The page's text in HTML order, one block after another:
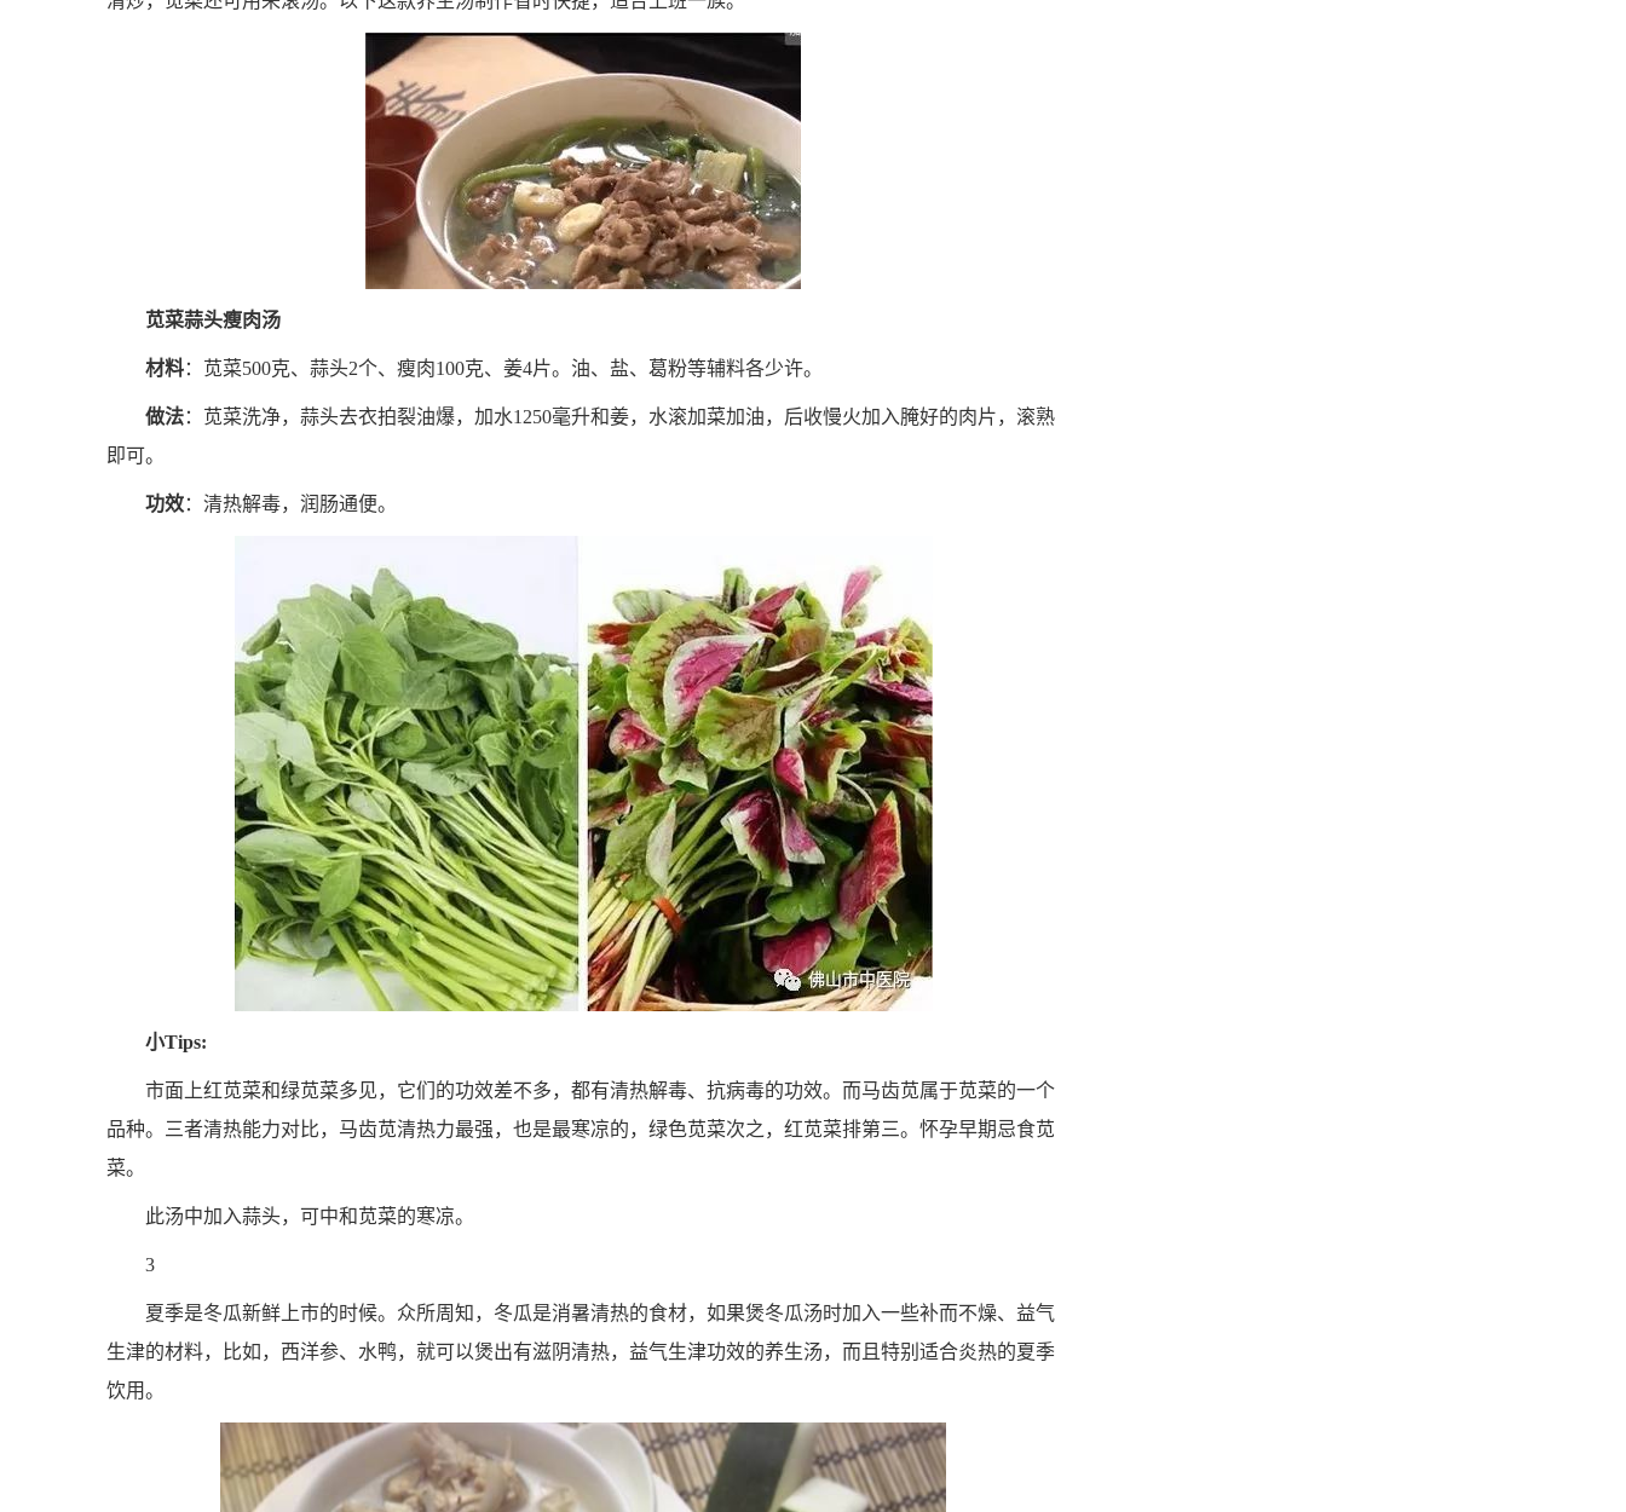
苋菜蒜头瘦肉汤
材料：苋菜500克、蒜头2个、瘦肉100克、姜4片。油、盐、葛粉等辅料各少许。
做法：苋菜洗净，蒜头去衣拍裂油爆，加水1250毫升和姜，水滚加菜加油，后收慢火加入腌好的肉片，滚熟
即可。
功效：清热解毒，润肠通便。
小Tips:
市面上红苋菜和绿苋菜多见，它们的功效差不多，都有清热解毒、抗病毒的功效。而马齿苋属于苋菜的一个
品种。三者清热能力对比，马齿苋清热力最强，也是最寒凉的，绿色苋菜次之，红苋菜排第三。怀孕早期忌食苋
菜。
此汤中加入蒜头，可中和苋菜的寒凉。
3
夏季是冬瓜新鲜上市的时候。众所周知，冬瓜是消暑清热的食材，如果煲冬瓜汤时加入一些补而不燥、益气
生津的材料，比如，西洋参、水鸭，就可以煲出有滋阴清热，益气生津功效的养生汤，而且特别适合炎热的夏季
饮用。